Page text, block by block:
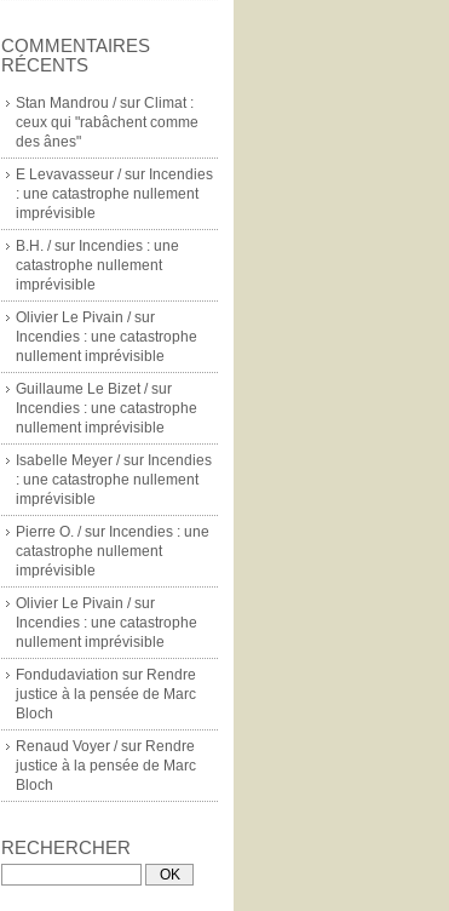
COMMENTAIRES
RÉCENTS
Stan Mandrou /sur Climat :
ceux qui "rabâchent comme
des ânes"
E Levavasseur /sur Incendies
: une catastrophe nullement
imprévisible
B.H. /sur Incendies : une
catastrophe nullement
imprévisible
Olivier Le Pivain /sur
Incendies : une catastrophe
nullement imprévisible
Guillaume Le Bizet /sur
Incendies : une catastrophe
nullement imprévisible
Isabelle Meyer /sur Incendies
: une catastrophe nullement
imprévisible
Pierre O. /sur Incendies : une
catastrophe nullement
imprévisible
Olivier Le Pivain /sur
Incendies : une catastrophe
nullement imprévisible
Fondudaviation sur Rendre
justice à la pensée de Marc
Bloch
Renaud Voyer /sur Rendre
justice à la pensée de Marc
Bloch
RECHERCHER